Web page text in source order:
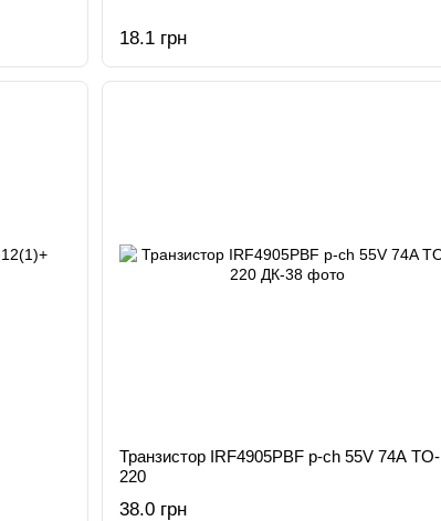
18.1 грн
Транзистор IRF4905PBF p-ch 55V 74A TO-
220
38.0 грн